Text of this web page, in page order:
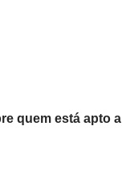
quem está apto a